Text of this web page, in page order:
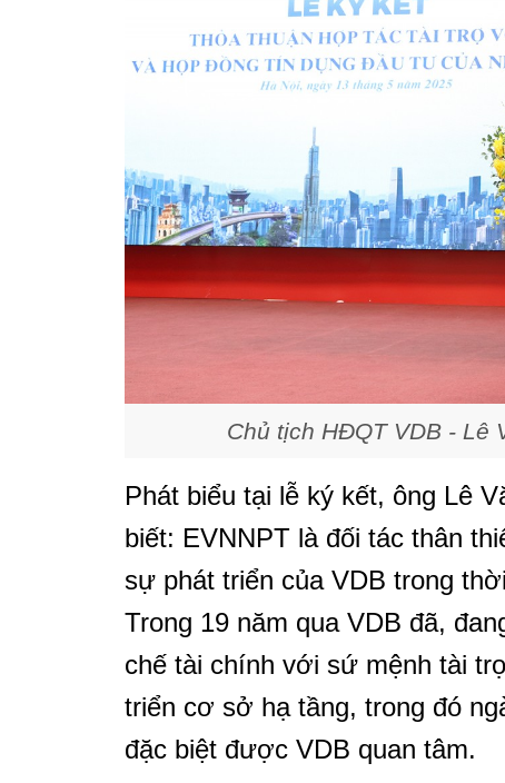
Chủ tịch HĐQT VDB - Lê
Phát biểu tại lễ ký kết, ông Lê
biết: EVNNPT là đối tác thân
sự phát triển của VDB trong
Trong 19 năm qua VDB đã,
chế tài chính với sứ mệnh tài
triển cơ sở hạ tầng, trong đó
đặc biệt được VDB quan tâm.